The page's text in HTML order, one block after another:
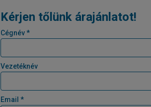
Kérjen tőlünk árajánlatot!
Cégnév *
Vezetéknév
Email *